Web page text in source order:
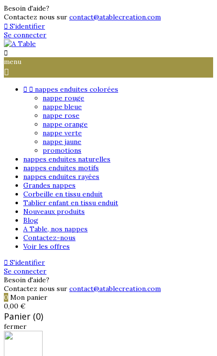
Besoin d'aide?
Contactez nous sur contact@atablecreation.com
 S'identifier
Se connecter

menu

  nappes enduites colorées
nappe rouge
nappe bleue
nappe rose
nappe orange
nappe verte
nappe jaune
promotions
nappes enduites naturelles
nappes enduites motifs
nappes enduites rayées
Grandes nappes
Corbeille en tissu enduit
Tablier enfant en tissu enduit
Nouveaux produits
Blog
A Table, nos nappes
Contactez-nous
Voir les offres
 S'identifier
Se connecter
Besoin d'aide?
Contactez nous sur contact@atablecreation.com
0 Mon panier
0,00 €
Panier (0)
fermer